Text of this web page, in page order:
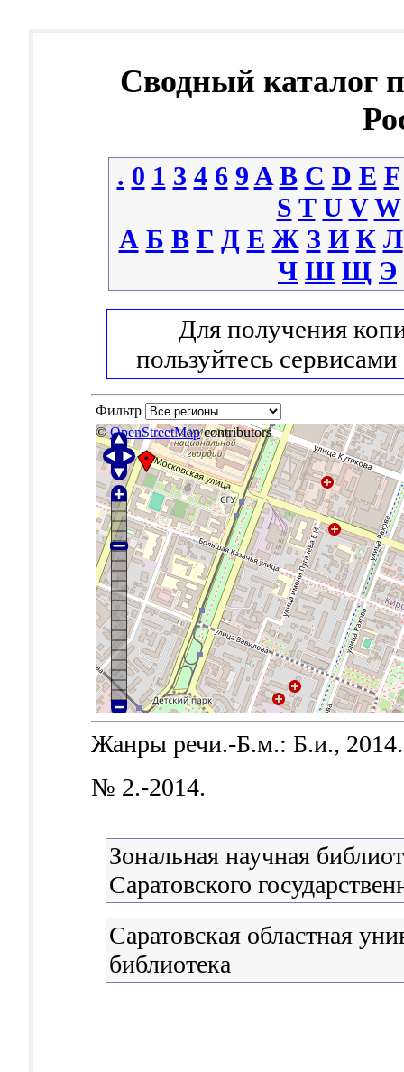
Сводный каталог
. 0 1 3 4 6 9 A B C D E F
S T U V W
А Б В Г Д Е Ж З И К Л
Ч Ш Щ Э
Для получения
пользуйтесь сервисами
Фильтр
©OpenStreetMapcontributors
Жанры речи.-Б.м.: Б.и., 2014.
№ 2.-2014.
Зональная научная
Саратовского
Саратовская областная
библиотека